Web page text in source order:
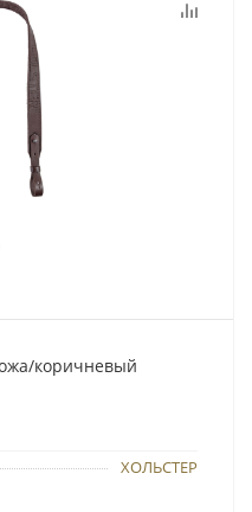
коричневый
ХОЛЬСТЕР